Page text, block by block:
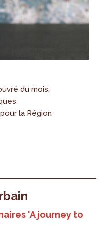
du mois,
la Région
'A journey to